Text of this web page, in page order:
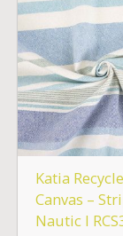
Katia
Canvas –
Nautic I